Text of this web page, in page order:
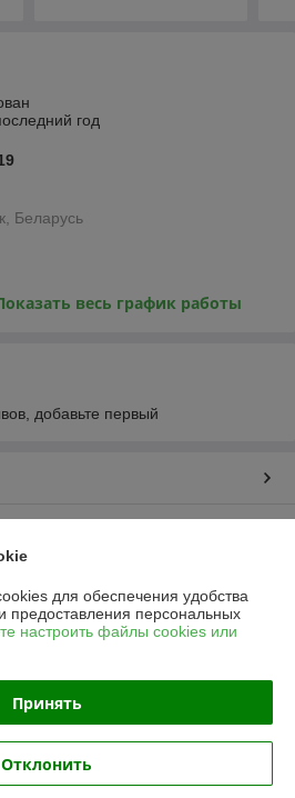
год
Беларусь
весь график работы
добавьте первый
Deal.by
для обеспечения удобства
предоставления персональных
настроить файлы cookies или
Принять
Отклонить